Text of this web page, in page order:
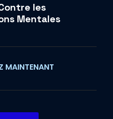
les
Mentales
MAINTENANT